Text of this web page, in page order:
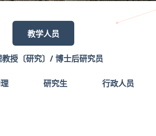
教学人员
授〔研究〕/ 博士后研究员
研究生 行政人员